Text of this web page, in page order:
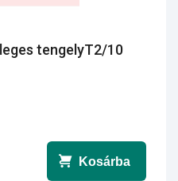
tengelyT2/10
Kosárba